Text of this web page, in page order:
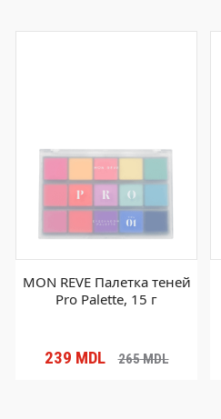
MON REVE Палетка теней
Pro Palette, 15 г
239 MDL 265MDL